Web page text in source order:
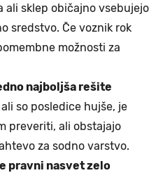
ali sklep običajno vsebujejo
sredstvo. Če voznik rok
možnosti za
najboljša rešite
so posledice hujše, je
preveriti, ali obstajajo
za sodno varstvo.
pravni nasvet zelo